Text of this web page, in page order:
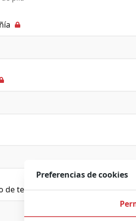
de teléfono
Preferencias de cookies